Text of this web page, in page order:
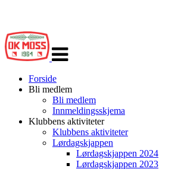
navigasjon
Forside
Bli medlem
Bli medlem
Innmeldingsskjema
Klubbens aktiviteter
Klubbens aktiviteter
Lørdagskjappen
Lørdagskjappen 2024
Lørdagskjappen 2023